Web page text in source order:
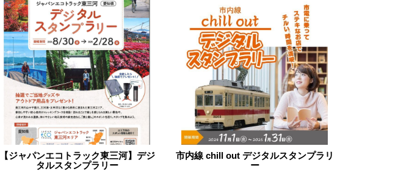
【ジャパンエコトラック東三河】デジ
タルスタンプラリー
市内線 chill out デジタルスタンプラリ
ー